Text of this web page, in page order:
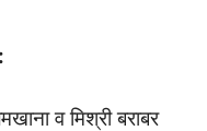
व मिश्री बराबर